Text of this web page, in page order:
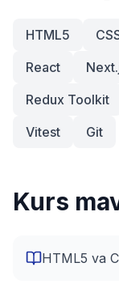
HTML5
React
Redux Toolkit
Vitest
Git
Kurs
HTML5 va